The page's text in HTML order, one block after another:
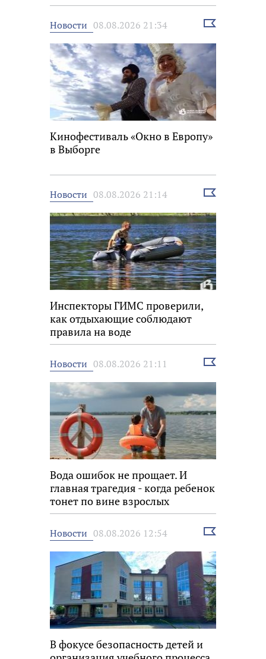
Новости 08.08.2026 21:34
Выбрать
Кинофестиваль «Окно в Европу»
в Выборге
Новости 08.08.2026 21:14
Выбрать
Инспекторы ГИМС проверили,
как отдыхающие соблюдают
правила на воде
Новости 08.08.2026 21:11
Выбрать
Вода ошибок не прощает. И
главная трагедия - когда ребенок
тонет по вине взрослых
Новости 08.08.2026 12:54
Выбрать
В фокусе безопасность детей и